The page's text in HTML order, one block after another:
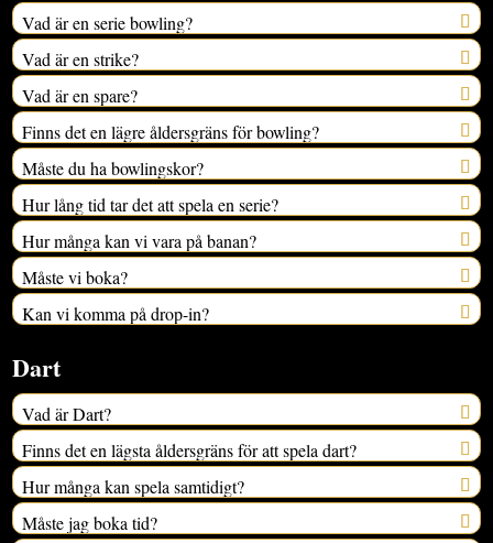
Vad är en serie bowling?
Vad är en strike?
Vad är en spare?
Finns det en lägre åldersgräns för bowling?
Måste du ha bowlingskor?
Hur lång tid tar det att spela en serie?
Hur många kan vi vara på banan?
Måste vi boka?
Kan vi komma på drop-in?
Dart
Vad är Dart?
Finns det en lägsta åldersgräns för att spela dart?
Hur många kan spela samtidigt?
Måste jag boka tid?